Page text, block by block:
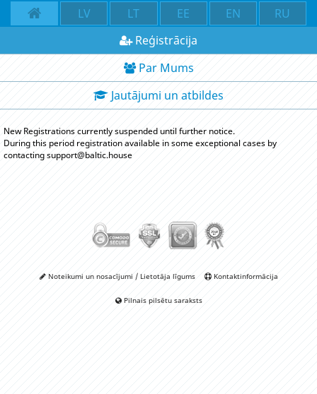
LV LT EE EN
RU
Reģistrācija
Par Mums
Jautājumi un atbildes
New Registrations currently suspended until further notice.
During this period registration available in some exceptional cases by
contacting support@baltic.house
Noteikumi un nosacījumi / Lietotāja līgums Kontaktinformācija
Pilnais pilsētu saraksts